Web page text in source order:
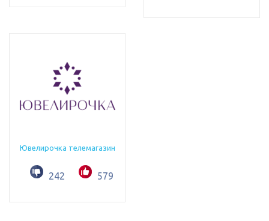
Ювелирочка телемагазин
242 579